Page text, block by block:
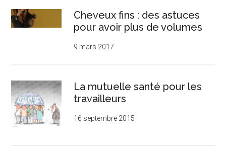
Universel
(CESU).
Cheveux fins : des astuces
pour avoir plus de volumes
9 mars 2017
La mutuelle santé pour les
travailleurs
16 septembre 2015